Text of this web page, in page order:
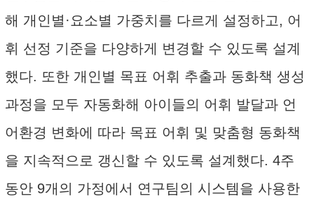
해 개인별·요소별 가중치를 다르게 설정하고, 어
휘 선정 기준을 다양하게 변경할 수 있도록 설계
했다. 또한 개인별 목표 어휘 추출과 동화책 생성
과정을 모두 자동화해 아이들의 어휘 발달과 언
어환경 변화에 따라 목표 어휘 및 맞춤형 동화책
을 지속적으로 갱신할 수 있도록 설계했다. 4주
동안 9개의 가정에서 연구팀의 시스템을 사용한